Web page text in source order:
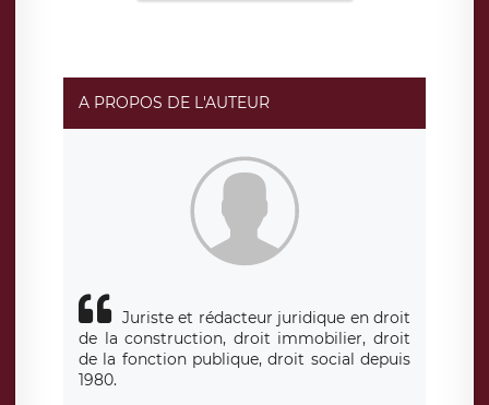
A PROPOS DE L'AUTEUR
Juriste et rédacteur juridique en droit
de la construction, droit immobilier, droit
de la fonction publique, droit social depuis
1980.